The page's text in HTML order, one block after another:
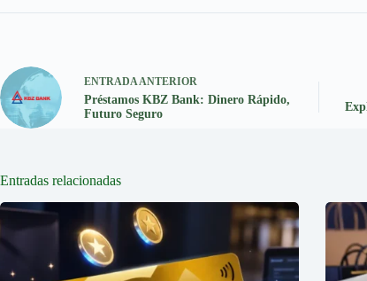
ENTRADAANTERIOR
Préstamos KBZ Bank: Dinero Rápido,
Futuro Seguro
Entradas relacionadas